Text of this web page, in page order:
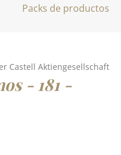
Packs de productos
Castell Aktiengesellschaft
- 181 -